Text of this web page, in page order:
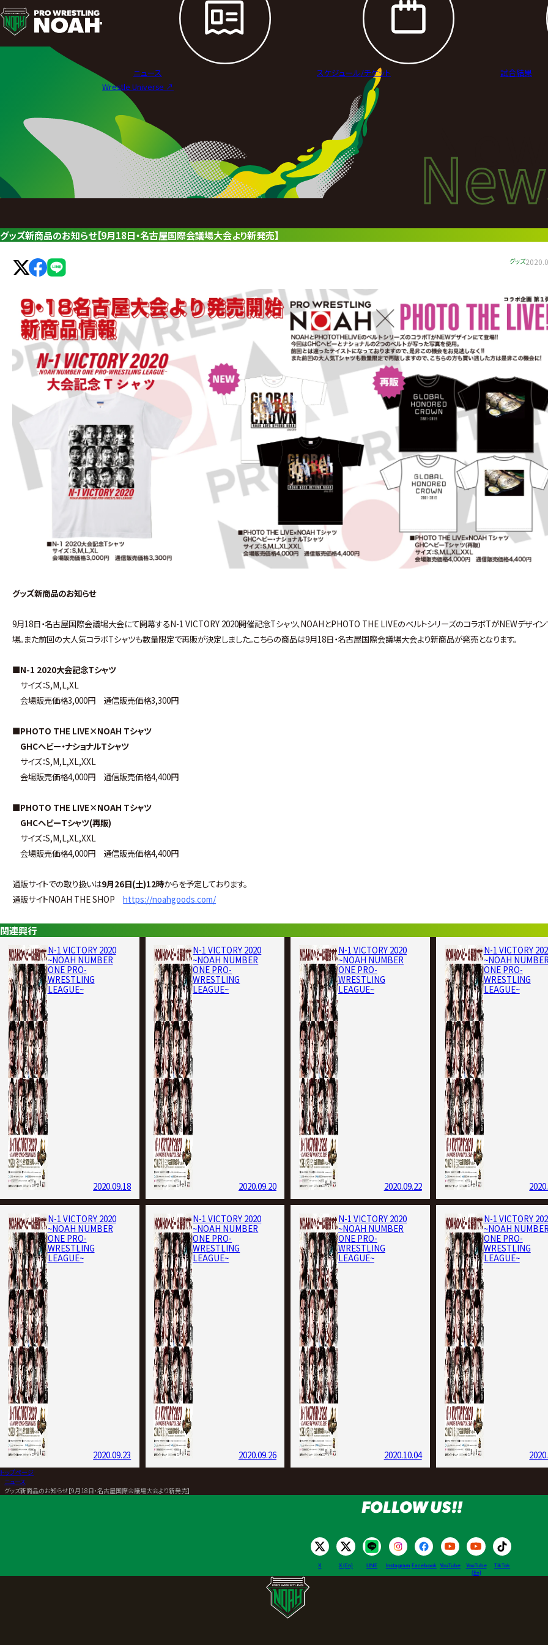
ニ
ュ
レ
ス
リ
グ・
公
式
ニュース スケジュール/チケット
試合結果
Wrestle Universe ↗︎
ニ
グッズ新商品のお知らせ【9月18日・名古屋国際会議場大会より新発売】
グッズ
グッズ新商品のお知らせ
9月18日・名古屋国際会議場大会にて開幕するN-1 VICTORY 2020開催記念Tシャツ、NOAHとPHOTO THE LIVEのベルトシリーズのコラボTがNEWデザイン
場。また前回の大人気コラボTシャツも数量限定で再販が決定しました。こちらの商品は9月18日・名古屋国際会議場大会より新商品が発売となります。
■N-1 2020大会記念Tシャツ
サイズ：S,M,L,XL
会場販売価格3,000円 通信販売価格3,300円
■PHOTO THE LIVE×NOAH Tシャツ
GHCヘビー・ナショナルTシャツ
サイズ：S,M,L,XL,XXL
会場販売価格4,000円 通信販売価格4,400円
■PHOTO THE LIVE×NOAH Tシャツ
GHCヘビーTシャツ(再販)
サイズ：S,M,L,XL,XXL
会場販売価格4,000円 通信販売価格4,400円
通販サイトでの取り扱いは9月26日(土)12時からを予定しております。
通販サイトNOAH THE SHOPhttps://noahgoods.com/
関連興行
N-1 VICTORY 2020
~NOAH NUMBER
ONE PRO-
WRESTLING
LEAGUE~
2020.09.18
N-1 VICTORY 2020
~NOAH NUMBER
ONE PRO-
WRESTLING
LEAGUE~
2020.09.20
N-1 VICTORY 2020
~NOAH NUMBER
ONE PRO-
WRESTLING
LEAGUE~
2020.09.22
N-1 VICTORY
~NOAH
ONE PRO-
WRESTLING
LEAGUE~
N-1 VICTORY 2020
~NOAH NUMBER
ONE PRO-
WRESTLING
LEAGUE~
2020.09.23
N-1 VICTORY 2020
~NOAH NUMBER
ONE PRO-
WRESTLING
LEAGUE~
2020.09.26
N-1 VICTORY 2020
~NOAH NUMBER
ONE PRO-
WRESTLING
LEAGUE~
2020.10.04
N-1 VICTORY
~NOAH
ONE PRO-
WRESTLING
LEAGUE~
トップページ
ニュース
グッズ新商品のお知らせ【9月18日・名古屋国際会議場大会より新発売】
FOLLOW US!!
X X (En) LINE Instagram Facebook YouTube
YouTube
(En)
TikTok